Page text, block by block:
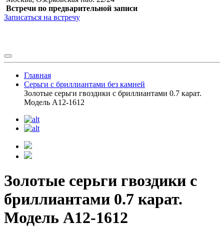
Встречи по предварительной записи
Записаться на встречу
Главная
Серьги с бриллиантами без камней
Золотые серьги гвоздики с бриллиантами 0.7 карат.
Модель A12-1612
Золотые серьги гвоздики с
бриллиантами 0.7 карат.
Модель A12-1612